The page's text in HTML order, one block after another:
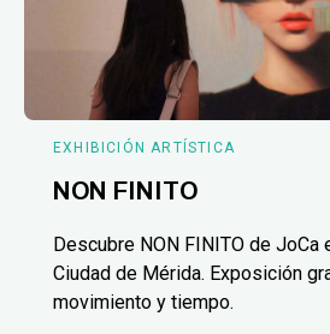
EXHIBICIÓN ARTÍSTICA
NON FINITO
Descubre NON FINITO de JoCa
Ciudad de Mérida. Exposición
movimiento y tiempo.